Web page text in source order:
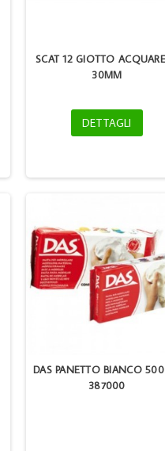
SCAT 12 GIOTTO
30MM
DETTAGLI
DAS PANETTO BIANCO
387000